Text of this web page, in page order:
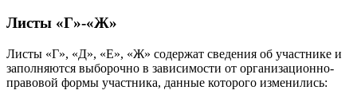
Листы «Г»-«Ж»
Листы «Г», «Д», «Е», «Ж» содержат сведения об участнике и
заполняются выборочно в зависимости от организационно-
правовой формы участника, данные которого изменились: